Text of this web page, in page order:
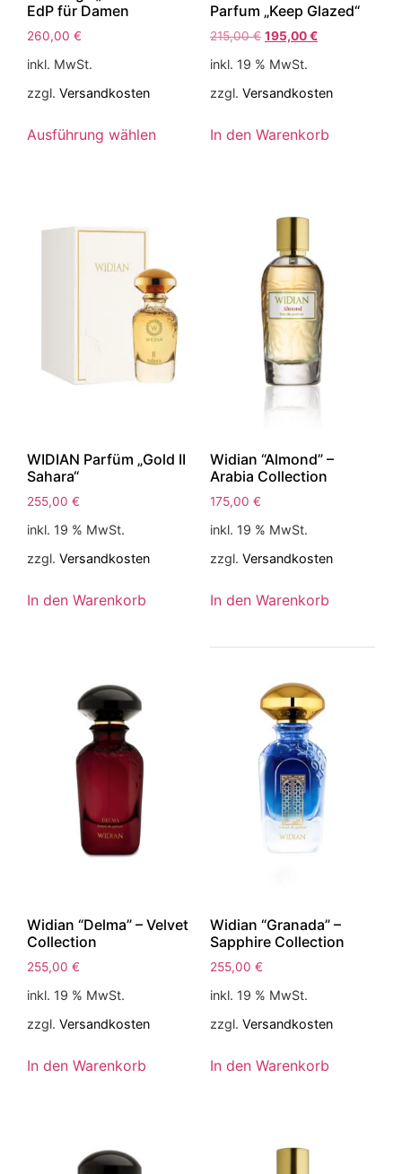
EdP für Damen
260,00 €
inkl. MwSt.
zzgl. Versandkosten
Ausführung wählen
Parfum „Keep Glazed“
215,00€ 195,00€
inkl. 19 % MwSt.
zzgl. Versandkosten
In den Warenkorb
WIDIAN Parfüm „Gold II
Sahara“
255,00 €
inkl. 19 % MwSt.
zzgl. Versandkosten
In den Warenkorb
Widian “Almond” –
Arabia Collection
175,00 €
inkl. 19 % MwSt.
zzgl. Versandkosten
In den Warenkorb
Widian “Delma” – Velvet
Collection
255,00 €
inkl. 19 % MwSt.
zzgl. Versandkosten
In den Warenkorb
Widian “Granada” –
Sapphire Collection
255,00 €
inkl. 19 % MwSt.
zzgl. Versandkosten
In den Warenkorb